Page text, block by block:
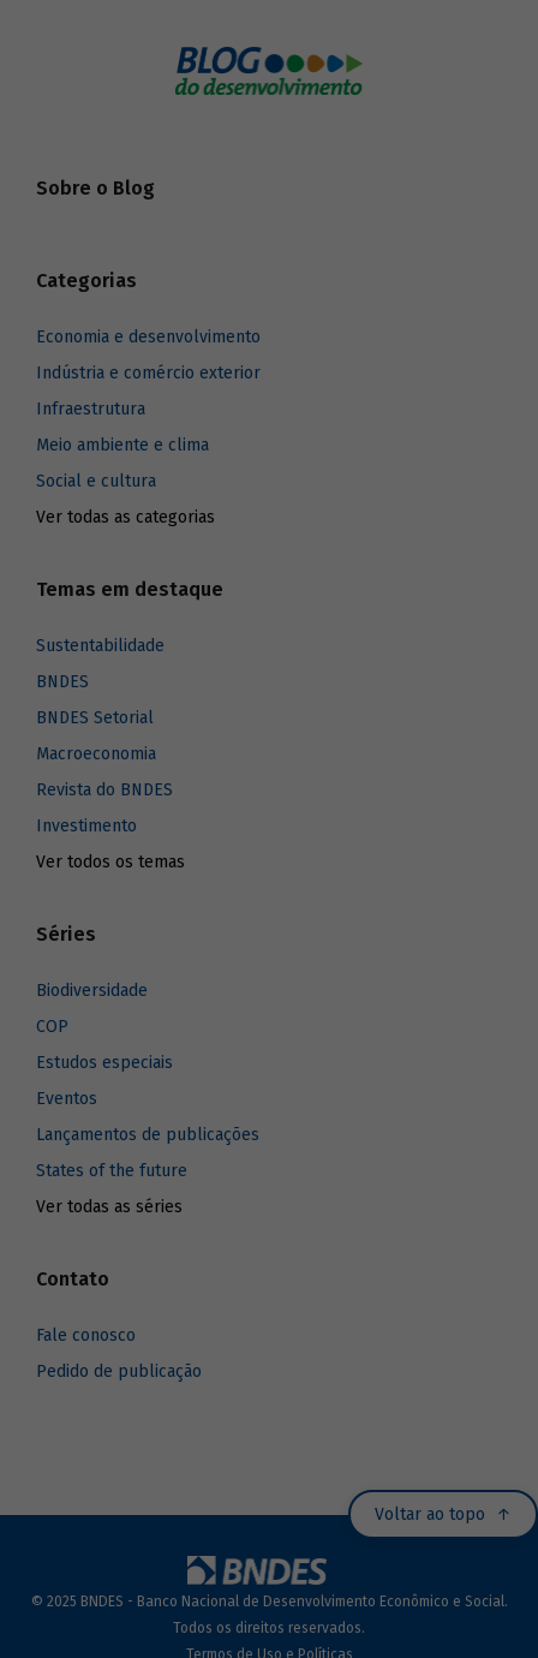
Sobre o Blog
Categorias
Economia e desenvolvimento
Indústria e comércio exterior
Infraestrutura
Meio ambiente e clima
Social e cultura
Ver todas as categorias
Temas em destaque
Sustentabilidade
BNDES
BNDES Setorial
Macroeconomia
Revista do BNDES
Investimento
Ver todos os temas
Séries
Biodiversidade
COP
Estudos especiais
Eventos
Lançamentos de publicações
States of the future
Ver todas as séries
Contato
Fale conosco
Pedido de publicação
Voltar ao topo
© 2025 BNDES - Banco Nacional de Desenvolvimento Econômico e Social.
Todos os direitos reservados.
Termos de Uso e Políticas